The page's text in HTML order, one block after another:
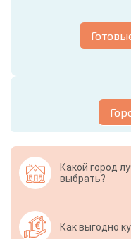
Какой город
выбрать?
Как выгодно